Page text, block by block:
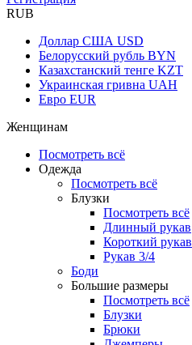
RUB
Доллар США USD
Белорусский рубль BYN
Казахстанский тенге KZT
Украинская гривна UAH
Евро EUR
Женщинам
Посмотреть всё
Одежда
Посмотреть всё
Блузки
Посмотреть всё
Длинный рукав
Короткий рукав
Рукав 3/4
Боди
Большие размеры
Посмотреть всё
Блузки
Брюки